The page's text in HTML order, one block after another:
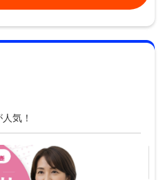
気！